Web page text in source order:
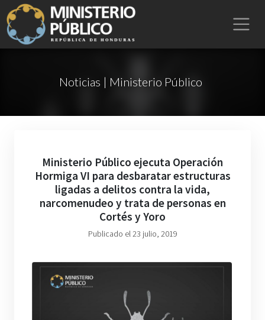
Noticias | Ministerio Público
Ministerio Público ejecuta Operación
Hormiga VI para desbaratar estructuras
ligadas a delitos contra la vida,
narcomenudeo y trata de personas en
Cortés y Yoro
Publicado el 23 julio, 2019